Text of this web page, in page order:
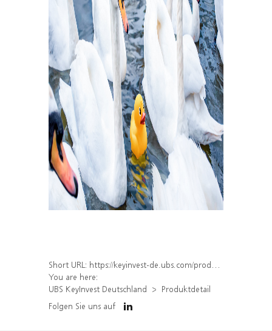
Short URL: https://keyinvest-de.ubs.com/produkt/detail/index/isin/DE000WA2XC22
You are here:
UBS KeyInvest Deutschland
Produktdetail
Folgen Sie uns auf